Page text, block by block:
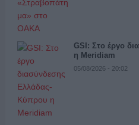
GSI: Στο έργο
η Meridiam
05/08/2026 - 20:02